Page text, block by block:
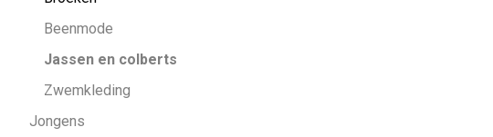
Kinderkleding
Beenmode
Jassen en colberts
Zwemkleding
Jongens